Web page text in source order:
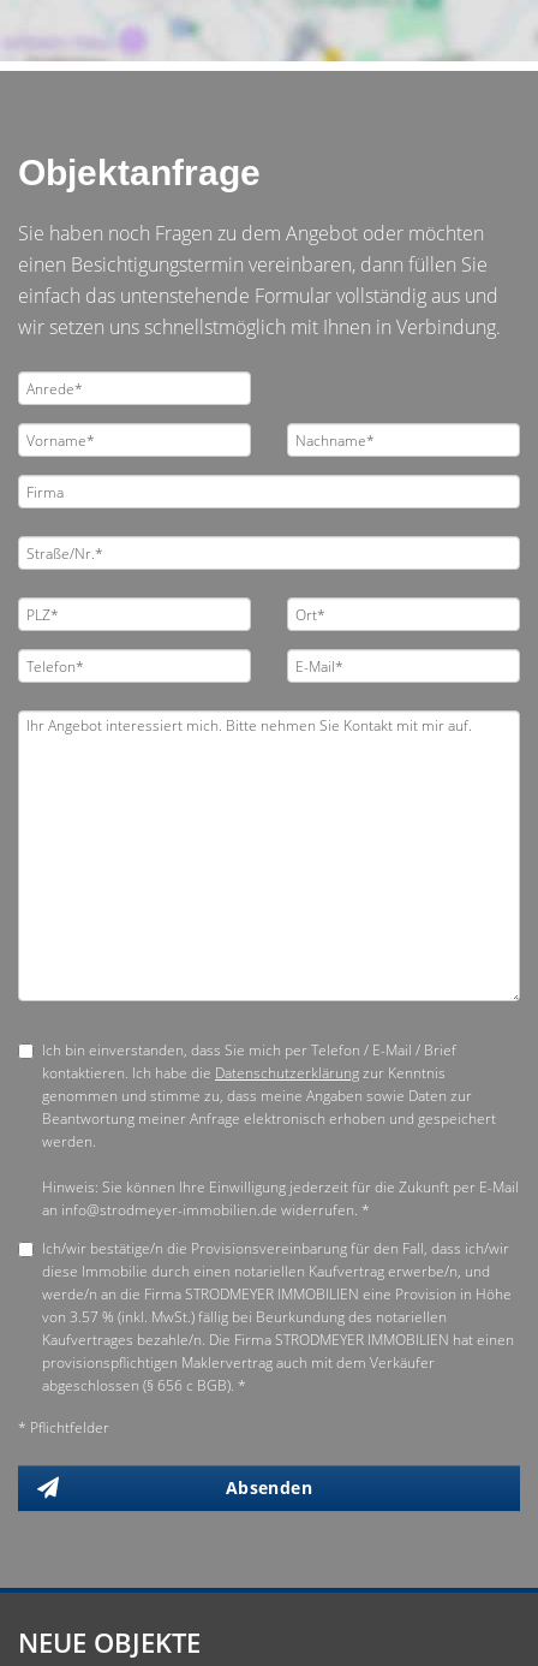
Objektanfrage
Sie haben noch Fragen zu dem Angebot oder möchten
einen Besichtigungstermin vereinbaren, dann füllen Sie
einfach das untenstehende Formular vollständig aus und
wir setzen uns schnellstmöglich mit Ihnen in Verbindung.
Ich bin einverstanden, dass Sie mich per Telefon / E-Mail / Brief
kontaktieren. Ich habe die Datenschutzerklärungzur Kenntnis
genommen und stimme zu, dass meine Angaben sowie Daten zur
Beantwortung meiner Anfrage elektronisch erhoben und gespeichert
werden.
Hinweis: Sie können Ihre Einwilligung jederzeit für die Zukunft per E-Mail
an info@strodmeyer-immobilien.de widerrufen. *
Ich/wir bestätige/n die Provisionsvereinbarung für den Fall, dass ich/wir
diese Immobilie durch einen notariellen Kaufvertrag erwerbe/n, und
werde/n an die Firma STRODMEYER IMMOBILIEN eine Provision in Höhe
von 3.57 % (inkl. MwSt.) fällig bei Beurkundung des notariellen
Kaufvertrages bezahle/n. Die Firma STRODMEYER IMMOBILIEN hat einen
provisionspflichtigen Maklervertrag auch mit dem Verkäufer
abgeschlossen (§ 656 c BGB). *
* Pflichtfelder
Absenden
NEUE OBJEKTE